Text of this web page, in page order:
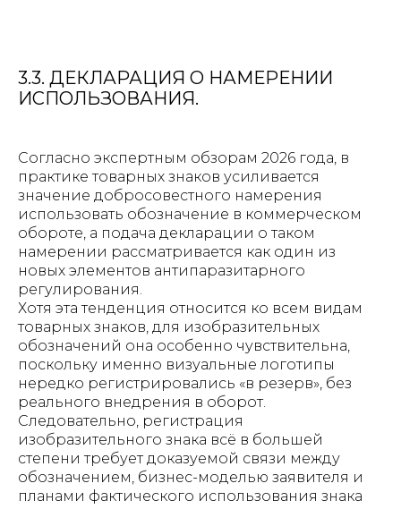
3.3. ДЕКЛАРАЦИЯ О НАМЕРЕНИИ
ИСПОЛЬЗОВАНИЯ.
Согласно экспертным обзорам 2026 года, в
практике товарных знаков усиливается
значение добросовестного намерения
использовать обозначение в коммерческом
обороте, а подача декларации о таком
намерении рассматривается как один из
новых элементов антипаразитарного
регулирования.
Хотя эта тенденция относится ко всем видам
товарных знаков, для изобразительных
обозначений она особенно чувствительна,
поскольку именно визуальные логотипы
нередко регистрировались «в резерв», без
реального внедрения в оборот.
Следовательно, регистрация
изобразительного знака всё в большей
степени требует доказуемой связи между
обозначением, бизнес-моделью заявителя и
планами фактического использования знака